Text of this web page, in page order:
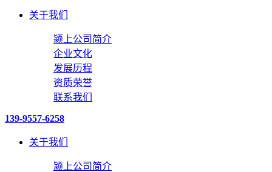
关于我们
颍上公司简介
企业文化
发展历程
资质荣誉
联系我们
139-9557-6258
关于我们
颍上公司简介